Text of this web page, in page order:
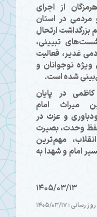
از اجرای
مردمی در استان
بزرگداشت ارتحال
تبیینی،
غدیر، فعالیت
نوجوانان و
شده است.
در پایان
میراث امام
و عزت در
وحدت، بصیرت
مهم‌ترین
امام و شهدا به
1405/03/13
رسانی : 1405/03/17